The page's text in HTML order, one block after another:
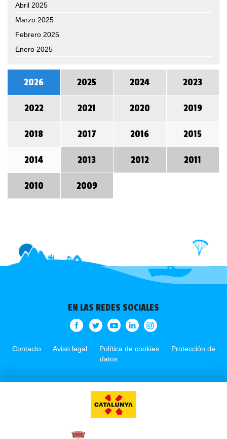
Abril 2025
Marzo 2025
Febrero 2025
Enero 2025
2026 2025 2024 2023
2022 2021 2020 2019
2018 2017 2016 2015
2014 2013 2012 2011
2010 2009
EN LAS REDES SOCIALES
Contacto Aviso legal Política de cookies
Protección de
datos